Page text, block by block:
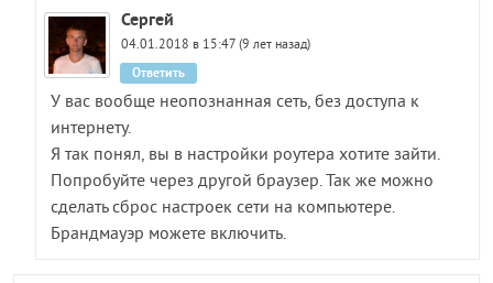
Сергей
04.01.2018 в 15:47 (9 лет назад)
У вас вообще неопознанная сеть, без доступа к
интернету.
Я так понял, вы в настройки роутера хотите зайти.
Попробуйте через другой браузер. Так же можно
сделать сброс настроек сети на компьютере.
Брандмауэр можете включить.
Ответить